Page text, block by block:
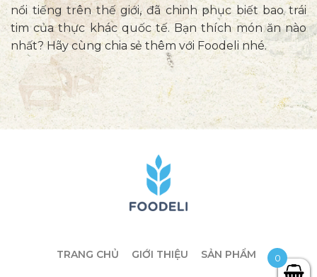
nổi tiếng trên thế giới, đã chinh phục biết bao trái
tim của thực khác quốc tế. Bạn thích món ăn nào
nhất? Hãy cùng chia sẻ thêm với Foodeli nhé.
TRANG CHỦ GIỚI THIỆU SẢN PHẨM 0